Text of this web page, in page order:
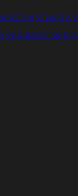
אוכל צמחוני מתכונים
ספר המתכונים שלי